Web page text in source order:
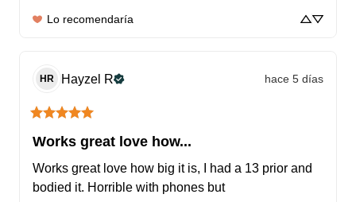
Lo recomendaría
HR Hayzel R hace 5 días
Works great love how...
Works great love how big it is, I had a 13 prior and
bodied it. Horrible with phones but